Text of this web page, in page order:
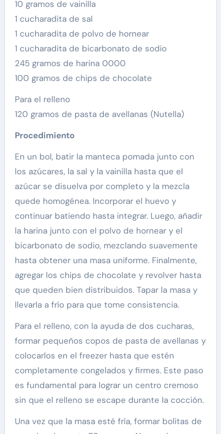
10 gramos de vainilla
1 cucharadita de sal
1 cucharadita de polvo de hornear
1 cucharadita de bicarbonato de sodio
245 gramos de harina 0000
100 gramos de chips de chocolate
Para el relleno
120 gramos de pasta de avellanas (Nutella)
Procedimiento
En un bol, batir la manteca pomada junto con
los azúcares, la sal y la vainilla hasta que el
azúcar se disuelva por completo y la mezcla
quede homogénea. Incorporar el huevo y
continuar batiendo hasta integrar. Luego, añadir
la harina junto con el polvo de hornear y el
bicarbonato de sodio, mezclando suavemente
hasta obtener una masa uniforme. Finalmente,
agregar los chips de chocolate y revolver hasta
que queden bien distribuidos. Tapar la masa y
llevarla a frío para que tome consistencia.
Para el relleno, con la ayuda de dos cucharas,
formar pequeños copos de pasta de avellanas y
colocarlos en el freezer hasta que estén
completamente congelados y firmes. Este paso
es fundamental para lograr un centro cremoso
sin que el relleno se escape durante la cocción.
Una vez que la masa esté fría, formar bolitas de